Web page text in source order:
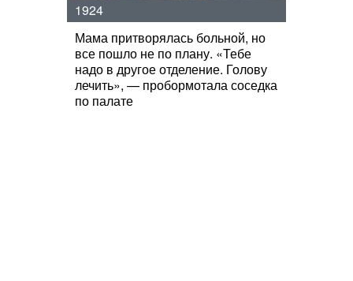
1924
Мама притворялась больной, но
все пошло не по плану. «Тебе
надо в другое отделение. Голову
лечить», — пробормотала соседка
по палате